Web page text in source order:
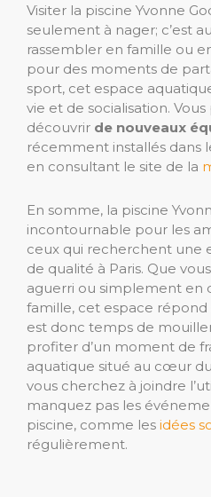
Visiter la piscine Yvonne
seulement à nager; c’est
rassembler en famille ou
pour des moments de
sport, cet espace
vie et de socialisation.
découvrir de nouveaux
récemment installés dans
en consultant le site de la
En somme, la piscine
incontournable pour les
ceux qui recherchent une
de qualité à Paris. Que
aguerri ou simplement en
famille, cet espace répond
est donc temps de
profiter d’un moment de
aquatique situé au cœur
vous cherchez à joindre
manquez pas les
piscine, comme les idées
régulièrement.